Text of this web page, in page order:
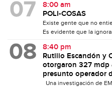
8:00 am
POLI-COSAS
Existe gente que no
Es evidente que la
8:40 pm
Rutilio Escandón y
otorgaron 327 mdp
presunto operador
Una investigación de